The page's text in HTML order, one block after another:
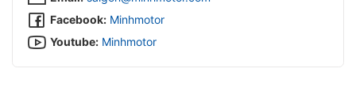
Facebook: Minhmotor
Youtube: Minhmotor